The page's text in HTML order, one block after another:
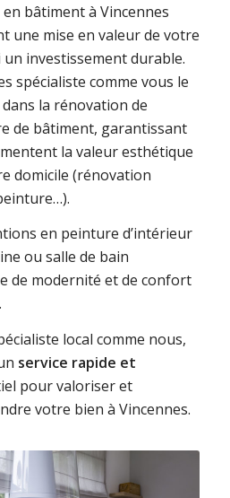
bâtiment à Vincennes
une mise en valeur de votre
investissement durable.
spécialiste comme vous le
la rénovation de
de bâtiment, garantissant
la valeur esthétique
domicile (rénovation
en peinture d’intérieur
ou salle de bain
de modernité et de confort
local comme nous,
service rapide et
pour valoriser et
votre bien à Vincennes.